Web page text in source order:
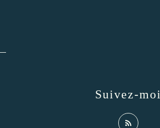
Suivez-moi